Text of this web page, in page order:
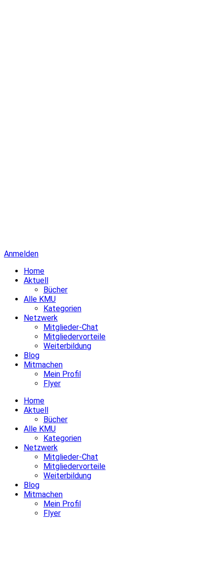
Anmelden
Home
Aktuell
Bücher
Alle KMU
Kategorien
Netzwerk
Mitglieder-Chat
Mitgliedervorteile
Weiterbildung
Blog
Mitmachen
Mein Profil
Flyer
Home
Aktuell
Bücher
Alle KMU
Kategorien
Netzwerk
Mitglieder-Chat
Mitgliedervorteile
Weiterbildung
Blog
Mitmachen
Mein Profil
Flyer